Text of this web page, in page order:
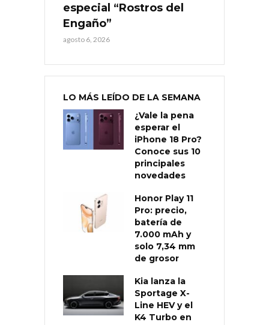
especial “Rostros del
Engaño”
agosto 6, 2026
LO MÁS LEÍDO DE LA SEMANA
¿Vale la pena
esperar el
iPhone 18 Pro?
Conoce sus 10
principales
novedades
Honor Play 11
Pro: precio,
batería de
7.000 mAh y
solo 7,34 mm
de grosor
Kia lanza la
Sportage X-
Line HEV y el
K4 Turbo en